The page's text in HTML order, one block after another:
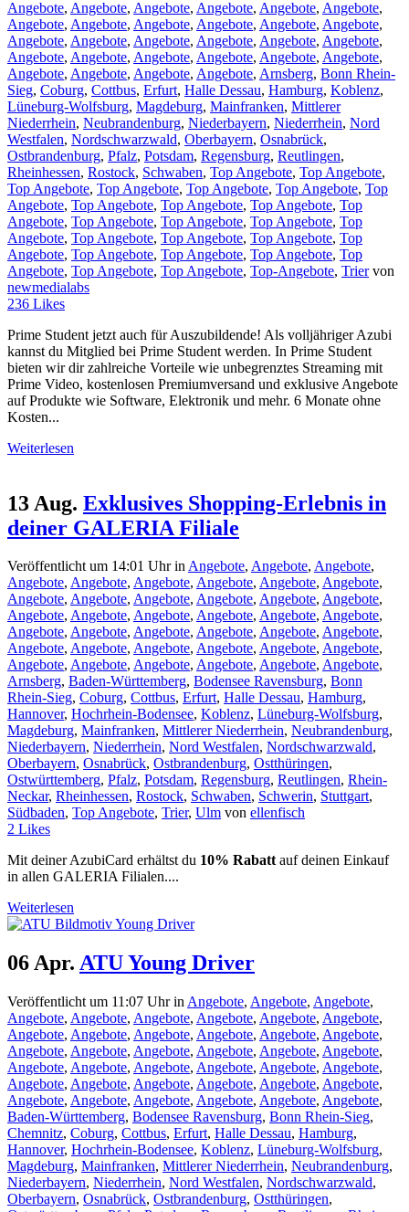
Angebote, Angebote, Angebote, Angebote, Angebote, Angebote,
Angebote, Angebote, Angebote, Angebote, Angebote, Angebote,
Angebote, Angebote, Angebote, Angebote, Angebote, Angebote,
Angebote, Angebote, Angebote, Angebote, Angebote, Angebote,
Angebote, Angebote, Angebote, Angebote, Arnsberg, Bonn Rhein-
Sieg, Coburg, Cottbus, Erfurt, Halle Dessau, Hamburg, Koblenz,
Lüneburg-Wolfsburg, Magdeburg, Mainfranken, Mittlerer
Niederrhein, Neubrandenburg, Niederbayern, Niederrhein, Nord
Westfalen, Nordschwarzwald, Oberbayern, Osnabrück,
Ostbrandenburg, Pfalz, Potsdam, Regensburg, Reutlingen,
Rheinhessen, Rostock, Schwaben, Top Angebote, Top Angebote,
Top Angebote, Top Angebote, Top Angebote, Top Angebote, Top
Angebote, Top Angebote, Top Angebote, Top Angebote, Top
Angebote, Top Angebote, Top Angebote, Top Angebote, Top
Angebote, Top Angebote, Top Angebote, Top Angebote, Top
Angebote, Top Angebote, Top Angebote, Top Angebote, Top
Angebote, Top Angebote, Top Angebote, Top-Angebote, Trier von
newmedialabs
236 Likes
Prime Student jetzt auch für Auszubildende! Als volljähriger Azubi
kannst du Mitglied bei Prime Student werden. In Prime Student
bieten wir dir zahlreiche Vorteile wie unbegrenztes Streaming mit
Prime Video, kostenlosen Premiumversand und exklusive Angebote
auf Produkte wie Software, Elektronik und mehr. 6 Monate ohne
Kosten...
Weiterlesen
13 Aug. Exklusives Shopping-Erlebnis in
deiner GALERIA Filiale
Veröffentlicht um 14:01 UhrinAngebote, Angebote, Angebote,
Angebote, Angebote, Angebote, Angebote, Angebote, Angebote,
Angebote, Angebote, Angebote, Angebote, Angebote, Angebote,
Angebote, Angebote, Angebote, Angebote, Angebote, Angebote,
Angebote, Angebote, Angebote, Angebote, Angebote, Angebote,
Angebote, Angebote, Angebote, Angebote, Angebote, Angebote,
Angebote, Angebote, Angebote, Angebote, Angebote, Angebote,
Arnsberg, Baden-Württemberg, Bodensee Ravensburg, Bonn
Rhein-Sieg, Coburg, Cottbus, Erfurt, Halle Dessau, Hamburg,
Hannover, Hochrhein-Bodensee, Koblenz, Lüneburg-Wolfsburg,
Magdeburg, Mainfranken, Mittlerer Niederrhein, Neubrandenburg,
Niederbayern, Niederrhein, Nord Westfalen, Nordschwarzwald,
Oberbayern, Osnabrück, Ostbrandenburg, Ostthüringen,
Ostwürttemberg, Pfalz, Potsdam, Regensburg, Reutlingen, Rhein-
Neckar, Rheinhessen, Rostock, Schwaben, Schwerin, Stuttgart,
Südbaden, Top Angebote, Trier, Ulm von ellenfisch
2 Likes
Mit deiner AzubiCard erhältst du 10% Rabattauf deinen Einkauf
in allen GALERIA Filialen....
Weiterlesen
06 Apr. ATU Young Driver
Veröffentlicht um 11:07 Uhrin Angebote, Angebote, Angebote,
Angebote, Angebote, Angebote, Angebote, Angebote, Angebote,
Angebote, Angebote, Angebote, Angebote, Angebote, Angebote,
Angebote, Angebote, Angebote, Angebote, Angebote, Angebote,
Angebote, Angebote, Angebote, Angebote, Angebote, Angebote,
Angebote, Angebote, Angebote, Angebote, Angebote, Angebote,
Angebote, Angebote, Angebote, Angebote, Angebote, Angebote,
Baden-Württemberg, Bodensee Ravensburg, Bonn Rhein-Sieg,
Chemnitz, Coburg, Cottbus, Erfurt, Halle Dessau, Hamburg,
Hannover, Hochrhein-Bodensee, Koblenz, Lüneburg-Wolfsburg,
Magdeburg, Mainfranken, Mittlerer Niederrhein, Neubrandenburg,
Niederbayern, Niederrhein, Nord Westfalen, Nordschwarzwald,
Oberbayern, Osnabrück, Ostbrandenburg, Ostthüringen,